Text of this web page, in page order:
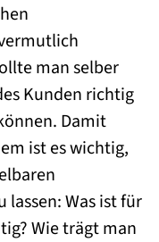
man selber
Kunden richtig
Damit
ist es wichtig,
Was ist für
Wie trägt man